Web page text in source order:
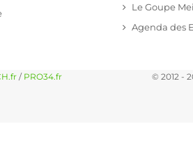
Le Goupe
Agenda des
/ PRO34.fr © 2012 -